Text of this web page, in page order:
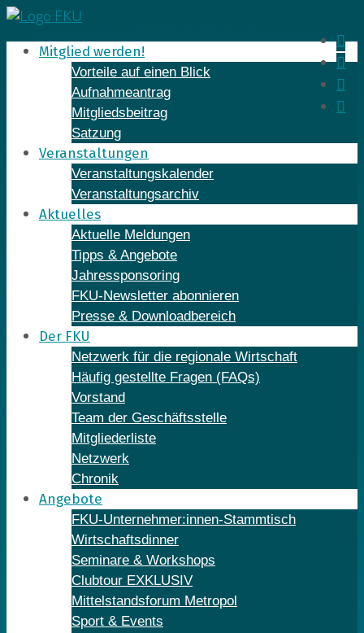
Skip
to
contentMitglied werden!
Vorteile auf einen Blick
Aufnahmeantrag
Mitgliedsbeitrag
Satzung
Veranstaltungen
Veranstaltungskalender
Veranstaltungsarchiv
Aktuelles
Aktuelle Meldungen
Tipps & Angebote
Jahressponsoring
FKU-Newsletter abonnieren
Presse & Downloadbereich
Der FKU
Netzwerk für die regionale Wirtschaft
Häufig gestellte Fragen (FAQs)
Vorstand
Team der Geschäftsstelle
Mitgliederliste
Netzwerk
Chronik
Angebote
FKU-Unternehmer:innen-Stammtisch
Wirtschaftsdinner
Seminare & Workshops
Clubtour EXKLUSIV
Mittelstandsforum Metropol
Sport & Events